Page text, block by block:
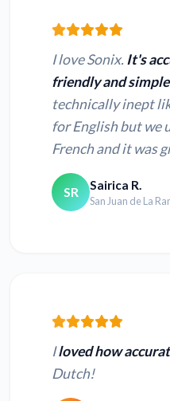
I love Sonix. It's
friendly and
technically inept
for English but we
French and it was
SR Sairica R.
San Juan de La
Iloved how
Dutch!